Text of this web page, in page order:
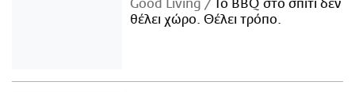
Good Living
Το BBQ στο σπίτι δεν
θέλει χώρο. Θέλει τρόπο.